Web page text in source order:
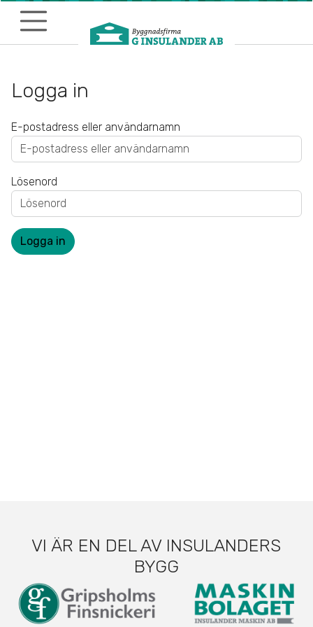
Till sidans huvudinnehåll
Logga in
E-postadress eller användarnamn
Lösenord
Logga in
VI ÄR EN DEL AV INSULANDERS
BYGG